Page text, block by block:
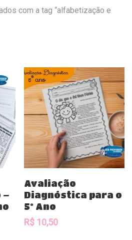
com a tag “alfabetização e
–
Comprar
Avaliação
Diagnóstica para o
5º Ano
R$10,50